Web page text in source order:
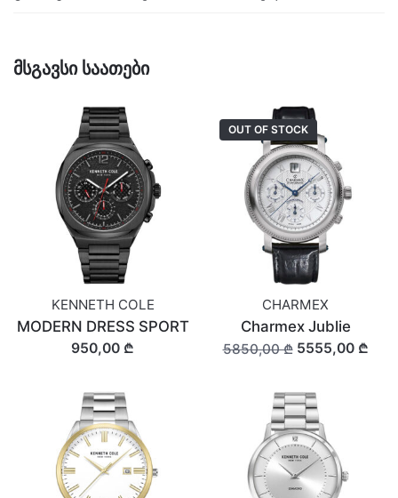
მსგავსი საათები
KENNETH COLE
MODERN DRESS SPORT
950,00 ₾
OUT OF STOCK
CHARMEX
Charmex Jublie
5850,00 ₾5555,00 ₾